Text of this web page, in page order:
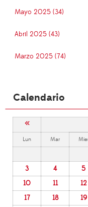
Mayo 2025 (34)
Abril 2025 (43)
Marzo 2025 (74)
Calendario
«
Lun Mar
3
4 5
10
11 12
17
18 19